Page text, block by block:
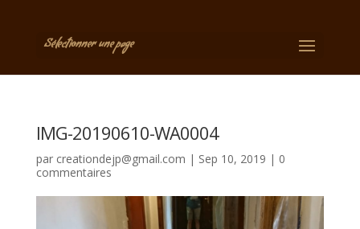
Sélectionner une page
IMG-20190610-WA0004
par creationdejp@gmail.com | Sep 10, 2019 | 0
commentaires